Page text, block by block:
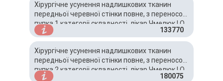
Хірургічне усунення надлишкових тканин
передньої черевної стінки повне, з переносом
пупка 1 категоріі складності, лікар Чмелюк І.О.
133770
Хірургічне усунення надлишкових тканин
передньої черевної стінки повне, з переносом
пупка 2 категоріі складності, лікар Чмелюк І.О.
180075